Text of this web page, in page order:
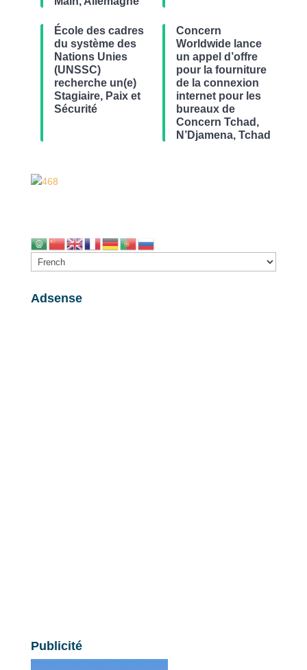
École des cadres
du système des
Nations Unies
(UNSSC)
recherche un(e)
Stagiaire, Paix et
Sécurité
Concern
Worldwide lance
un appel d’offre
pour la fourniture
de la connexion
internet pour les
bureaux de
Concern Tchad,
N’Djamena, Tchad
Adsense
Publicité